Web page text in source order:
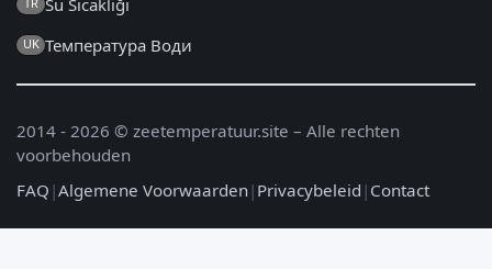
Su Sıcaklığı
UK Температура Води
2014 - 2026 © zeetemperatuur.site – Alle rechten
voorbehouden
FAQ |Algemene Voorwaarden| Privacybeleid | Contact